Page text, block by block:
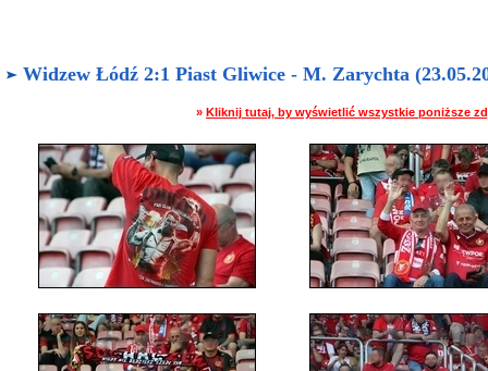
Widzew Łódź 2:1 Piast Gliwice - M. Zarychta
» Kliknij tutaj, by wyświetlić wszystkie poniższe